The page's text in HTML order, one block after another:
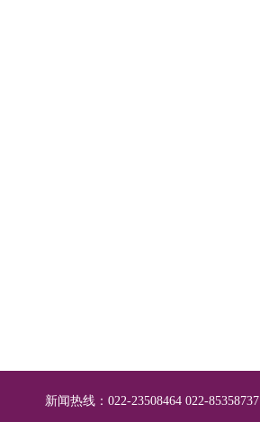
新闻热线：022-23508464 022-85358737